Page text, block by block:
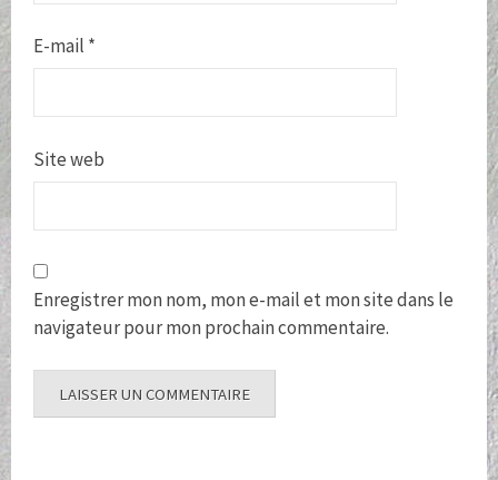
E-mail *
Site web
Enregistrer mon nom, mon e-mail et mon site dans le
navigateur pour mon prochain commentaire.